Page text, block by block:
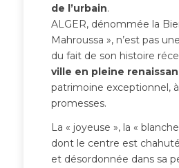
de l’urbain.
ALGER, dénommée la
Mahroussa », n’est pas
du fait de son histoire
ville en pleine
patrimoine exceptionnel, à
promesses.
La « joyeuse », la «
dont le centre est
et désordonnée dans sa